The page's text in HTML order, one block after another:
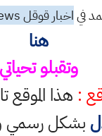
فياخبار قوقل google
هنا
وتقبلو تحياتي
: هذا الموقع
بشكل رسمي